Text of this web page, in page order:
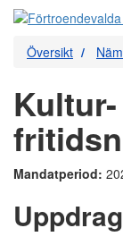
Översikt
Mandatperiod:
Uppdrag